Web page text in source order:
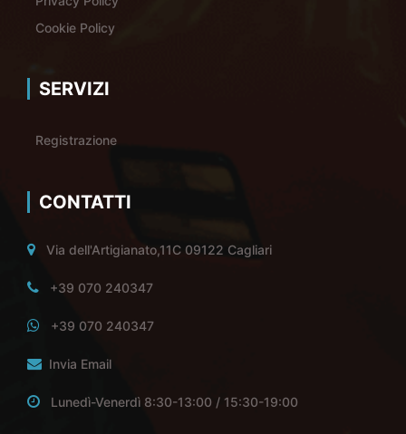
Cookie Policy
SERVIZI
Registrazione
CONTATTI
Via dell'Artigianato,11C 09122 Cagliari
+39 070 240347
+39 070 240347
Invia Email
Lunedì-Venerdì 8:30-13:00 / 15:30-19:00